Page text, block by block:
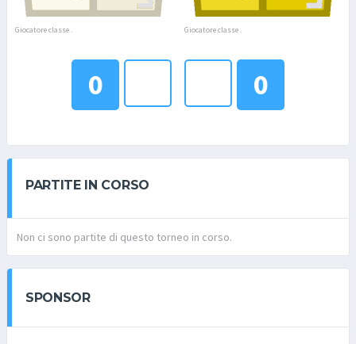
Giocatore classe . Giocatore classe .
0 0
PARTITE IN CORSO
Non ci sono partite di questo torneo in corso.
SPONSOR